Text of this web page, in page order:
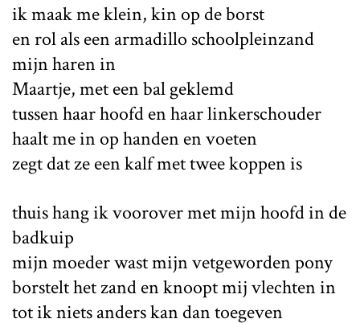
ik maak me klein, kin op de borst
en rol als een armadillo schoolpleinzand
mijn haren in
Maartje, met een bal geklemd
tussen haar hoofd en haar linkerschouder
haalt me in op handen en voeten
zegt dat ze een kalf met twee koppen is
thuis hang ik voorover met mijn hoofd in de
badkuip
mijn moeder wast mijn vetgeworden pony
borstelt het zand en knoopt mij vlechten in
tot ik niets anders kan dan toegeven